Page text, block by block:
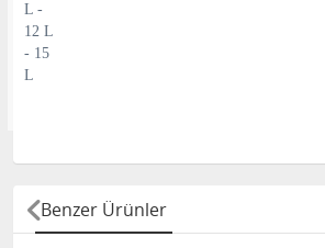
L -
12 L
- 15
L
Benzer Ürünler